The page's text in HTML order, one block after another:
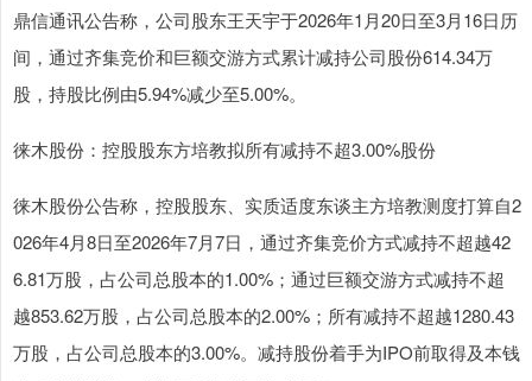
鼎信通讯公告称，公司股东王天宇于2026年1月20日至3月16日历
间，通过齐集竞价和巨额交游方式累计减持公司股份614.34万
股，持股比例由5.94%减少至5.00%。
徕木股份：控股股东方培教拟所有减持不超3.00%股份
徕木股份公告称，控股股东、实质适度东谈主方培教测度打算自2
026年4月8日至2026年7月7日，通过齐集竞价方式减持不超越42
6.81万股，占公司总股本的1.00%；通过巨额交游方式减持不超
越853.62万股，占公司总股本的2.00%；所有减持不超越1280.43
万股，占公司总股本的3.00%。减持股份着手为IPO前取得及本钱